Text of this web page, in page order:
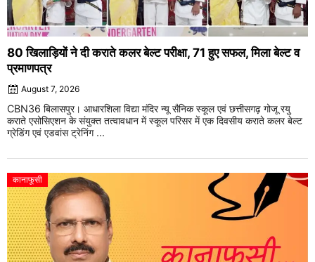
80 खिलाड़ियों ने दी कराते कलर बेल्ट परीक्षा, 71 हुए सफल, मिला बेल्ट व
प्रमाणपत्र
August 7, 2026
CBN36 बिलासपुर। आधारशिला विद्या मंदिर न्यू सैनिक स्कूल एवं छत्तीसगढ़ गोजू रयु
कराते एसोसिएशन के संयुक्त तत्वावधान में स्कूल परिसर में एक दिवसीय कराते कलर बेल्ट
ग्रेडिंग एवं एडवांस ट्रेनिंग ...
कानाफूसी